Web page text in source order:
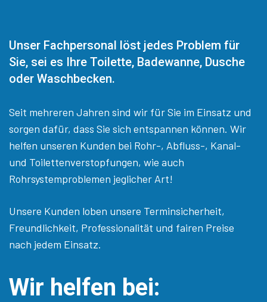
Unser Fachpersonal löst jedes Problem für
Sie, sei es Ihre Toilette, Badewanne, Dusche
oder Waschbecken.
Seit mehreren Jahren sind wir für Sie im Einsatz und
sorgen dafür, dass Sie sich entspannen können. Wir
helfen unseren Kunden bei Rohr-, Abfluss-, Kanal-
und Toilettenverstopfungen, wie auch
Rohrsystemproblemen jeglicher Art!
Unsere Kunden loben unsere Terminsicherheit,
Freundlichkeit, Professionalität und fairen Preise
nach jedem Einsatz.
Wir helfen bei: